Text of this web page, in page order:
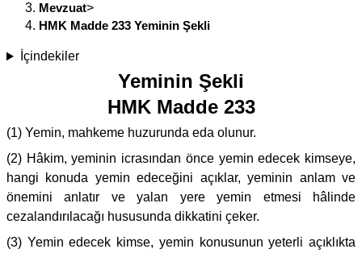
Mevzuat>
HMK Madde 233 Yeminin Şekli
İçindekiler
Yeminin Şekli
HMK Madde 233
(1) Yemin, mahkeme huzurunda eda olunur.
(2) Hâkim, yeminin icrasından önce yemin edecek kimseye,
hangi konuda yemin edeceğini açıklar, yeminin anlam ve
önemini anlatır ve yalan yere yemin etmesi hâlinde
cezalandırılacağı hususunda dikkatini çeker.
(3) Yemin edecek kimse, yemin konusunun yeterli açıklıkta